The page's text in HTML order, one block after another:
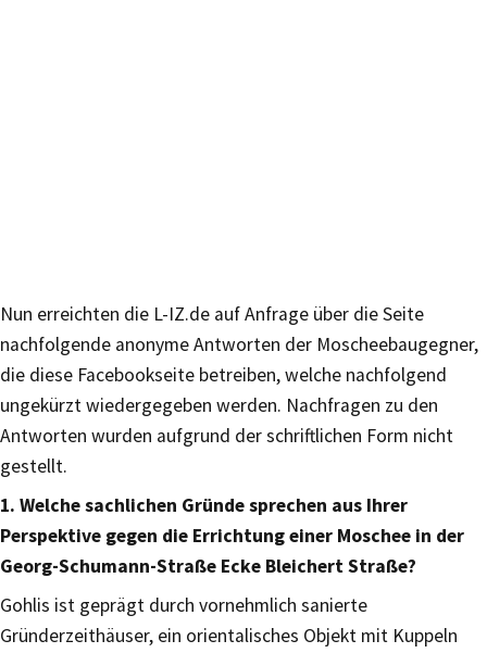
Nun erreichten die L-IZ.de auf Anfrage über die Seite
nachfolgende anonyme Antworten der Moscheebaugegner,
die diese Facebookseite betreiben, welche nachfolgend
ungekürzt wiedergegeben werden. Nachfragen zu den
Antworten wurden aufgrund der schriftlichen Form nicht
gestellt.
1. Welche sachlichen Gründe sprechen aus Ihrer
Perspektive gegen die Errichtung einer Moschee in der
Georg-Schumann-Straße Ecke Bleichert Straße?
Gohlis ist geprägt durch vornehmlich sanierte
Gründerzeithäuser, ein orientalisches Objekt mit Kuppeln